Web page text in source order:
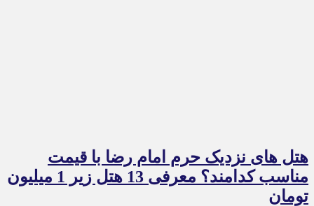
هتل های نزدیک حرم امام رضا با قیمت
مناسب کدامند؟ معرفی 13 هتل زیر 1 میلیون
تومان